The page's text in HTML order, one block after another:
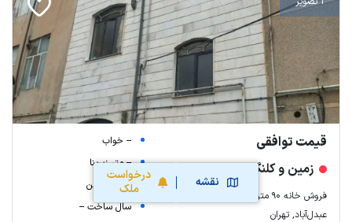
نقشه
درخواست
ملک
قیمت توافقی
زمین و کلنگی
فروش خانه ۹۰ متری بحر ۶ عبدل اباد زنهاری
عبدل‌آباد, تهران
-- خواب
-- متر زیربنا
90 متر زمین
سال ساخت --